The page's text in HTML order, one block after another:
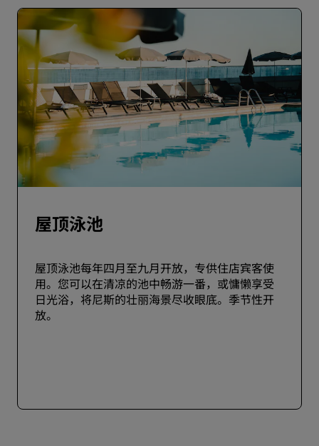
屋顶泳池
屋顶泳池每年四月至九月开放，专供住店宾客使
用。您可以在清凉的池中畅游一番，或慵懒享受
日光浴，将尼斯的壮丽海景尽收眼底。季节性开
放。